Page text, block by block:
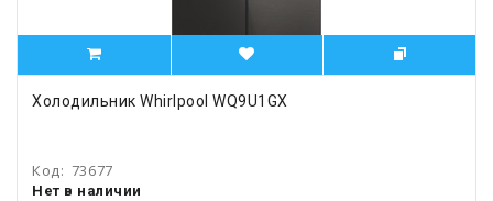
Холодильник Whirlpool WQ9U1GX
Код: 73677
Нет в наличии